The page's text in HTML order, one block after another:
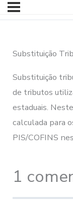
Substituição
Substituição
de tributos
estaduais.
calculada para
PIS/COFINS
1